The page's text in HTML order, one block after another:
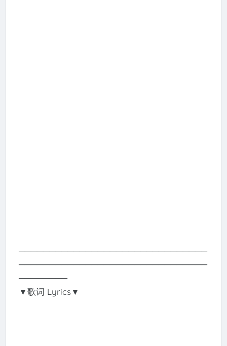
───────────────────────────────
───────────────────────────────
────────
▼歌词 Lyrics▼